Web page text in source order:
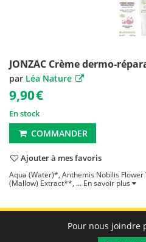
JONZAC Crème dermo-
par Léa Nature
9,90€
En stock
COMMANDER
Ajouter à mes favoris
Aqua (Water)*, Anthemis Nobilis
(Mallow) Extract**, ... En savoir plus
Pour nous joindre